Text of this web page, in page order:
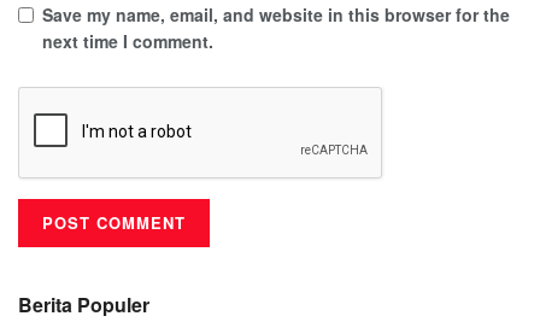
Save my name, email, and website in this browser for the
next time I comment.
Berita Populer